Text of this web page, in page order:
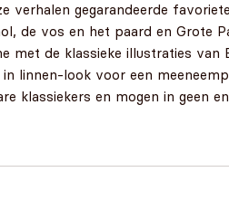
verhalen gegarandeerde
de vos en het paard en Grote
met de klassieke illustraties
linnen-look voor een
klassiekers en mogen in geen